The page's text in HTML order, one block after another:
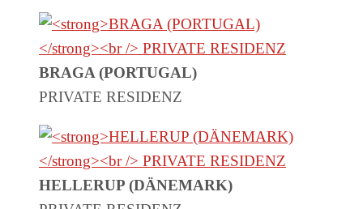
BRAGA (PORTUGAL)
PRIVATE RESIDENZ
HELLERUP (DÄNEMARK)